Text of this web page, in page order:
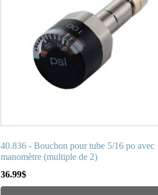
40.836 - Bouchon pour tube 5/16 po avec
manomètre (multiple de 2)
36.99$